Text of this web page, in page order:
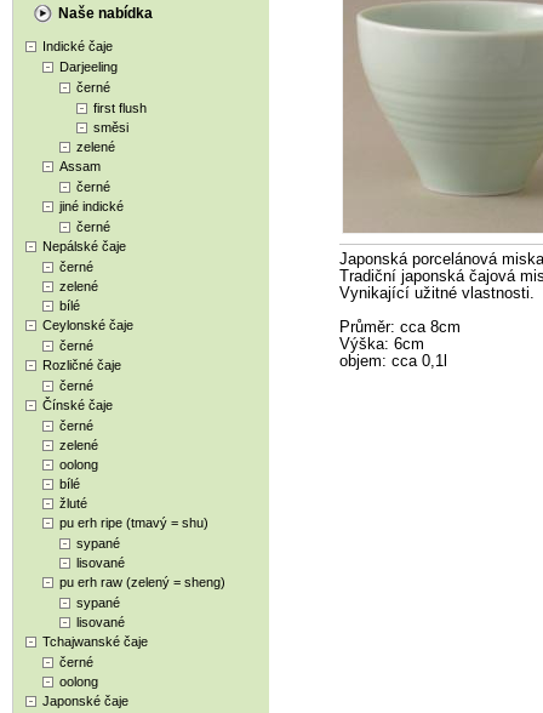
Naše nabídka
Indické čaje
Darjeeling
černé
first flush
směsi
zelené
Assam
černé
jiné indické
černé
Nepálské čaje
černé
zelené
bílé
Ceylonské čaje
černé
Rozličné čaje
černé
Čínské čaje
černé
zelené
oolong
bílé
žluté
pu erh ripe (tmavý = shu)
sypané
lisované
pu erh raw (zelený = sheng)
sypané
lisované
Tchajwanské čaje
černé
oolong
Japonské čaje
Japonská porcelánová
Tradiční japonská čajová
Vynikající užitné vlastnosti.
Průměr: cca 8cm
Výška: 6cm
objem: cca 0,1l